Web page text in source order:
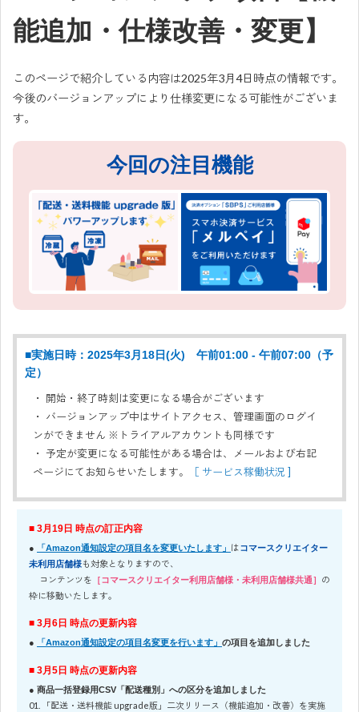
能追加・仕様改善・変更】
このページで紹介している内容は2025年3月4日時点の情報です。
今後のバージョンアップにより仕様変更になる可能性がございま
す。
今回の注目機能
■実施日時：2025年3月18日(火) 午前01:00 - 午前07:00（予
定）
・ 開始・終了時刻は変更になる場合がございます
・ バージョンアップ中はサイトアクセス、管理画面のログイ
ンができません ※トライアルアカウントも同様です
・ 予定が変更になる可能性がある場合は、メールおよび右記
ページにてお知らせいたします。
［ サービス稼働状況 ]
■ 3月19日 時点の訂正内容
● 「Amazon通知設定の項目名を変更いたします」 はコマースクリエイター
未利用店舗様も対象となりますので、
コンテンツを ［コマースクリエイター利用店舗様・未利用店舗様共通］ の
枠に移動いたします。
■ 3月6日 時点の更新内容
● 「Amazon通知設定の項目名変更を行います」 の項目を追加しました
■ 3月5日 時点の更新内容
● 商品一括登録用CSV「配送種別」への区分を追加しました
01. 「配送・送料機能 upgrade版」二次リリース（機能追加・改善）を実施